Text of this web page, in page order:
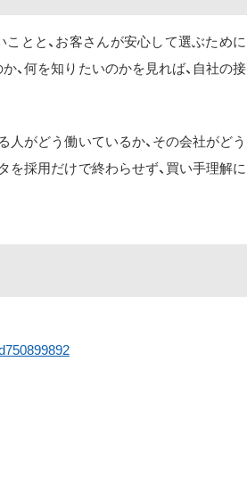
とと、お客さんが安心して選ぶために
、何を知りたいのかを見れば、自社の接
人がどう働いているか、その会社がどう
を採用だけで終わらせず、買い手理解に